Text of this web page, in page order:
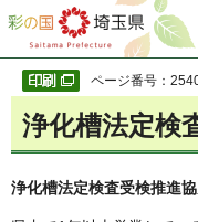
彩の国 埼玉県
ページ番号：
浄化槽法定検
浄化槽法定検査受検推進